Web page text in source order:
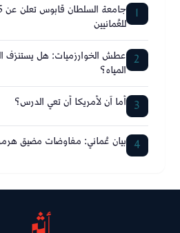
1
للعُمانيين
2 عطش الخوارزميات: هل يستنزف
المياه؟
3 أما آن لأمريكا أن تعي الدرس؟
4 بيان عُماني: مفاوضات مضيق